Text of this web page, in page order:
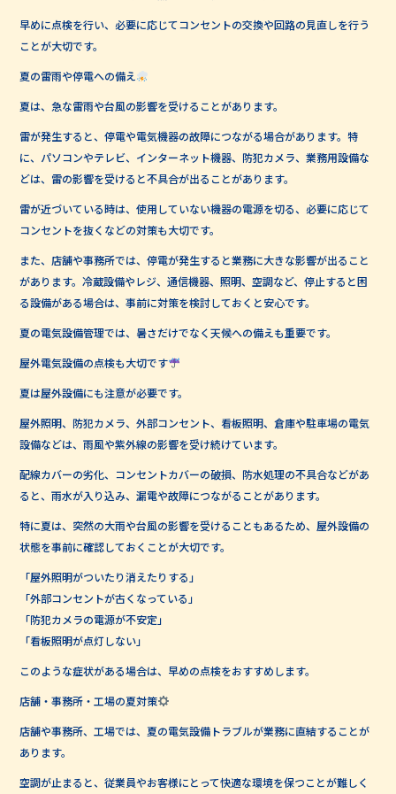
早めに点検を行い、必要に応じてコンセントの交換や回路の見直しを行う
ことが大切です。
夏の雷雨や停電への備え
夏は、急な雷雨や台風の影響を受けることがあります。
雷が発生すると、停電や電気機器の故障につながる場合があります。特
に、パソコンやテレビ、インターネット機器、防犯カメラ、業務用設備な
どは、雷の影響を受けると不具合が出ることがあります。
雷が近づいている時は、使用していない機器の電源を切る、必要に応じて
コンセントを抜くなどの対策も大切です。
また、店舗や事務所では、停電が発生すると業務に大きな影響が出ること
があります。冷蔵設備やレジ、通信機器、照明、空調など、停止すると困
る設備がある場合は、事前に対策を検討しておくと安心です。
夏の電気設備管理では、暑さだけでなく天候への備えも重要です。
屋外電気設備の点検も大切です
夏は屋外設備にも注意が必要です。
屋外照明、防犯カメラ、外部コンセント、看板照明、倉庫や駐車場の電気
設備などは、雨風や紫外線の影響を受け続けています。
配線カバーの劣化、コンセントカバーの破損、防水処理の不具合などがあ
ると、雨水が入り込み、漏電や故障につながることがあります。
特に夏は、突然の大雨や台風の影響を受けることもあるため、屋外設備の
状態を事前に確認しておくことが大切です。
「屋外照明がついたり消えたりする」
「外部コンセントが古くなっている」
「防犯カメラの電源が不安定」
「看板照明が点灯しない」
このような症状がある場合は、早めの点検をおすすめします。
店舗・事務所・工場の夏対策
店舗や事務所、工場では、夏の電気設備トラブルが業務に直結することが
あります。
空調が止まると、従業員やお客様にとって快適な環境を保つことが難しく